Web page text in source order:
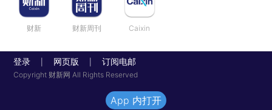
财新 财新周刊 Caixin
登录 网页版 订阅电邮
Copyright 财新网 All Rights Reserved
App 内打开